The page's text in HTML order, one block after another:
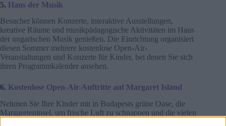
5. Haus der Musik
Besucher können Konzerte, interaktive Ausstellungen,
kreative Räume und musikpädagogische Aktivitäten im Haus
der ungarischen Musik genießen. Die Einrichtung organisiert
diesen Sommer mehrere kostenlose Open-Air-
Veranstaltungen und Konzerte für Kinder, bei denen Sie sich
ihren Programmkalender ansehen.
6. Kostenlose Open-Air-Auftritte auf Margaret Island
Nehmen Sie Ihre Kinder mit in Budapests grüne Oase, die
Margareteninsel, um frische Luft zu schnappen und die vielen